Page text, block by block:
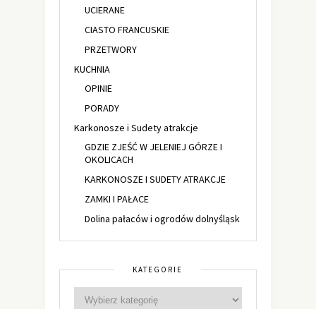
UCIERANE
CIASTO FRANCUSKIE
PRZETWORY
KUCHNIA
OPINIE
PORADY
Karkonosze i Sudety atrakcje
GDZIE ZJEŚĆ W JELENIEJ GÓRZE I
OKOLICACH
KARKONOSZE I SUDETY ATRAKCJE
ZAMKI I PAŁACE
Dolina pałaców i ogrodów dolnyśląsk
KATEGORIE